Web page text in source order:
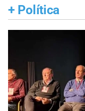
+ Política